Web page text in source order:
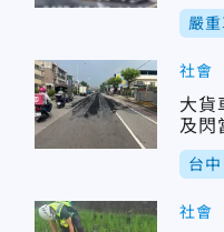
嚴
社會
大貨
及閃
台中
社會